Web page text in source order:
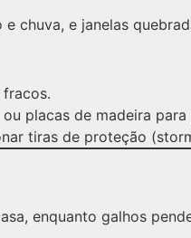
chuva, e janelas
placas de madeira para
tiras de proteção
enquanto galhos